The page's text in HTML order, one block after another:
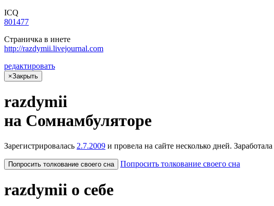
ICQ
801477
Страничка в инете
http://razdy­mii.li­vejo­ur­nal.com
редактировать
×Закрыть
razdymii
на Сом­намбу­лято­ре
Зарегистрировалась 2.7.2009 и провела на сайте несколько дней.
Попросить толкование своего сна Попросить толкование своего сна
razdymii о себе